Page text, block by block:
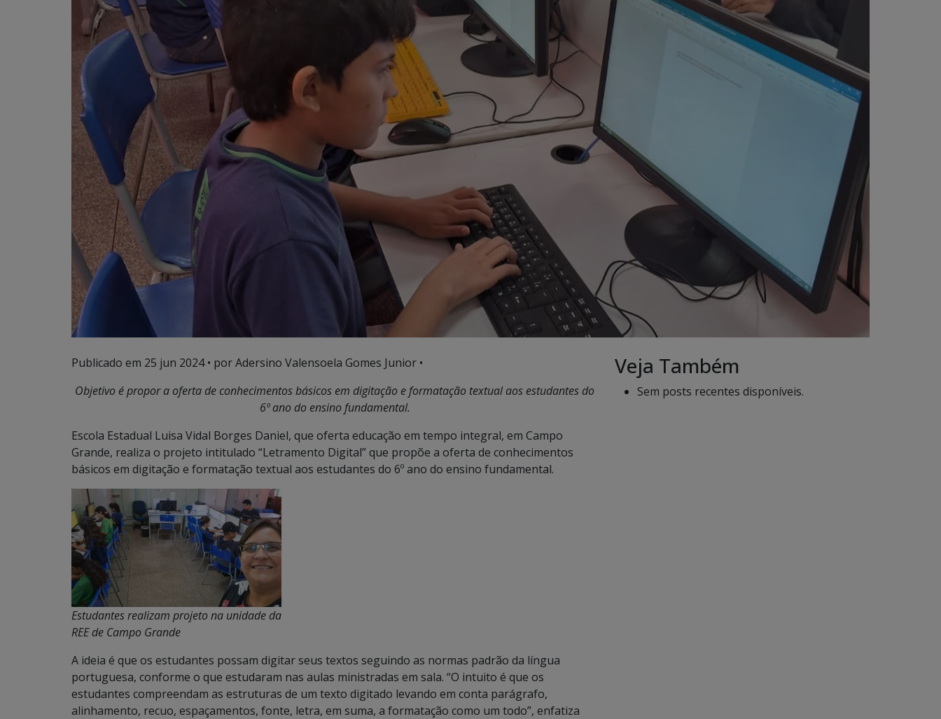
Publicado em 25 jun 2024• por Adersino Valensoela Gomes Junior •
Objetivo épropor a oferta de conhecimentos básicos em digitação e formatação textual aos estudantes do
6º ano do ensino fundamental.
Escola Estadual Luisa Vidal Borges Daniel, que oferta educação em tempo integral, em Campo
Grande, realiza o projeto intitulado “Letramento Digital” que propõe a oferta de conhecimentos
básicos em digitação e formatação textual aos estudantes do 6º ano do ensino fundamental.
Estudantes realizam projeto na unidade da
REE de Campo Grande
A ideia é que os estudantes possam digitar seus textos seguindo as normas padrão da língua
portuguesa, conforme o que estudaram nas aulas ministradas em sala. “O intuito é que os
estudantes compreendam as estruturas de um texto digitado levando em conta parágrafo,
alinhamento, recuo, espaçamentos, fonte, letra, em suma, a formatação como um todo”, enfatiza
Veja Também
Sem posts recentes disponíveis.